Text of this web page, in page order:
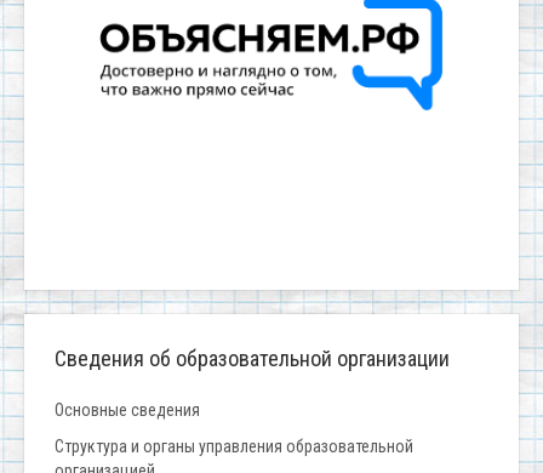
Сведения об образовательной организации
Основные сведения
Структура и органы управления образовательной